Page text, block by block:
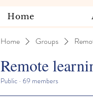
Home
Home Groups
Remote
Public · 69 members